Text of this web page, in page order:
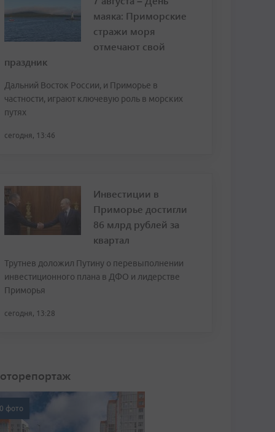
маяка: Приморские
стражи моря
отмечают свой
праздник
Дальний Восток России, и Приморье в
частности, играют ключевую роль в морских
путях
сегодня, 13:46
Инвестиции в
Приморье достигли
86 млрд рублей за
квартал
Трутнев доложил Путину о перевыполнении
инвестиционного плана в ДФО и лидерстве
Приморья
сегодня, 13:28
фото